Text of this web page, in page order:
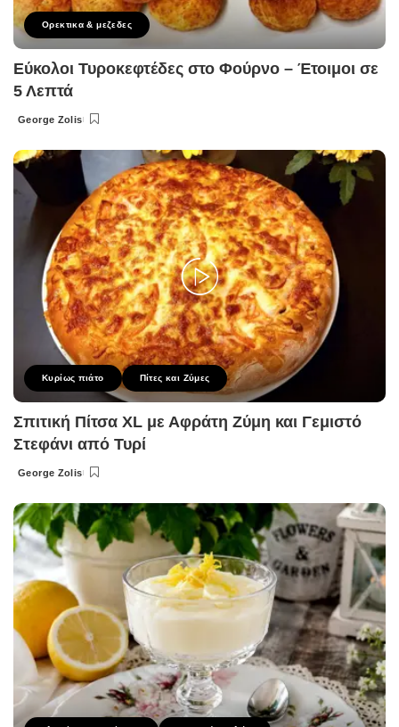
Ορεκτικα & μεζεδες
Εύκολοι Τυροκεφτέδες στο Φούρνο – Έτοιμοι σε
5 Λεπτά
Posted
George Zolis
Κυρίως πιάτο Πίτες και Ζύμες
Σπιτική Πίτσα XL με Αφράτη Ζύμη και Γεμιστό
Στεφάνι από Τυρί
Posted
George Zolis